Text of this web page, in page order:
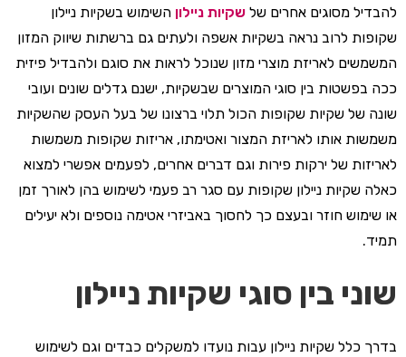
להבדיל מסוגים אחרים של שקיות ניילון השימוש בשקיות ניילון
שקופות לרוב נראה בשקיות אשפה ולעתים גם ברשתות שיווק המזון
המשמשים לאריזת מוצרי מזון שנוכל לראות את סוגם ולהבדיל פיזית
ככה בפשטות בין סוגי המוצרים שבשקיות, ישנם גדלים שונים ועובי
שונה של שקיות שקופות הכול תלוי ברצונו של בעל העסק שהשקיות
משמשות אותו לאריזת המצור ואטימתו, אריזות שקופות משמשות
לאריזות של ירקות פירות וגם דברים אחרים, לפעמים אפשרי למצוא
כאלה שקיות ניילון שקופות עם סגר רב פעמי לשימוש בהן לאורך זמן
או שימוש חוזר ובעצם כך לחסוך באביזרי אטימה נוספים ולא יעילים
תמיד.
שוני בין סוגי שקיות ניילון
בדרך כלל שקיות ניילון עבות נועדו למשקלים כבדים וגם לשימוש